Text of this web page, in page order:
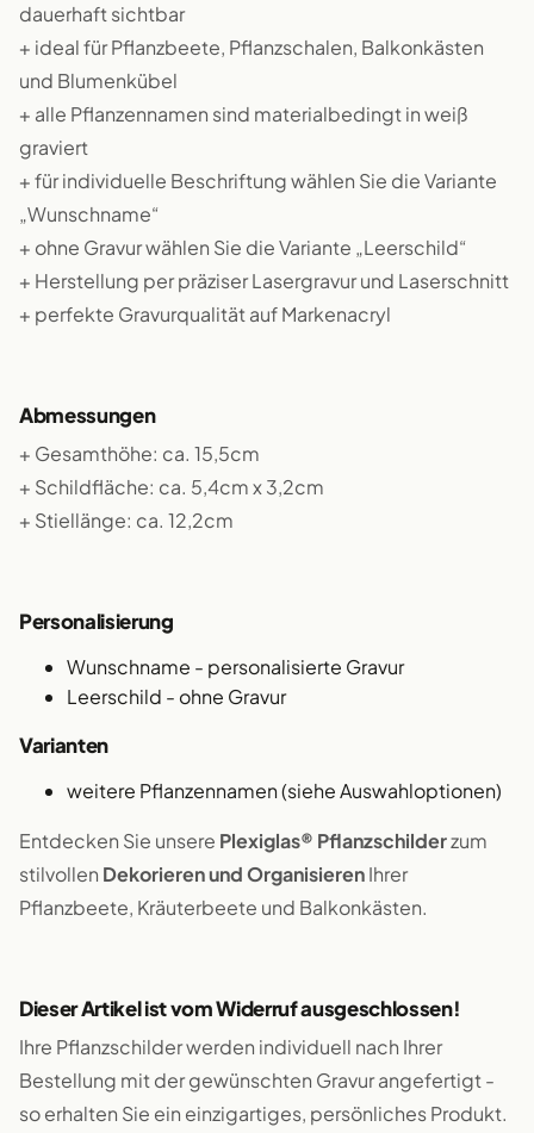
dauerhaft sichtbar
+ ideal für Pflanzbeete, Pflanzschalen, Balkonkästen
und Blumenkübel
+ alle Pflanzennamen sind materialbedingt in weiß
graviert
+ für individuelle Beschriftung wählen Sie die Variante
„Wunschname“
+ ohne Gravur wählen Sie die Variante „Leerschild“
+ Herstellung per präziser Lasergravur und Laserschnitt
+ perfekte Gravurqualität auf Markenacryl
Abmessungen
+ Gesamthöhe: ca. 15,5cm
+ Schildfläche: ca. 5,4cm x 3,2cm
+ Stiellänge: ca. 12,2cm
Personalisierung
Wunschname - personalisierte Gravur
Leerschild - ohne Gravur
Varianten
weitere Pflanzennamen (siehe Auswahloptionen)
Entdecken Sie unsere Plexiglas® Pflanzschilderzum
stilvollen Dekorieren und OrganisierenIhrer
Pflanzbeete, Kräuterbeete und Balkonkästen.
Dieser Artikel ist vom Widerruf ausgeschlossen!
Ihre Pflanzschilder werden individuell nach Ihrer
Bestellung mit der gewünschten Gravur angefertigt -
so erhalten Sie ein einzigartiges, persönliches Produkt.